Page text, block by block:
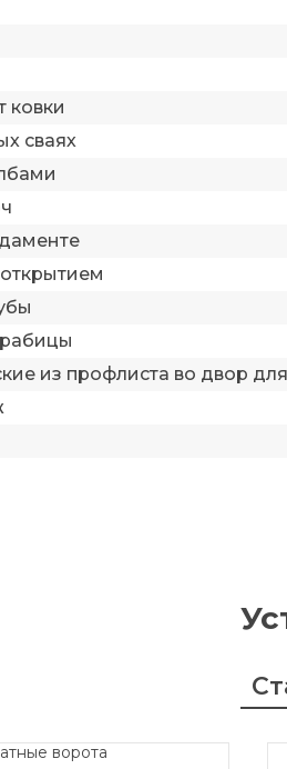
ковки
сваях
из профлиста во двор